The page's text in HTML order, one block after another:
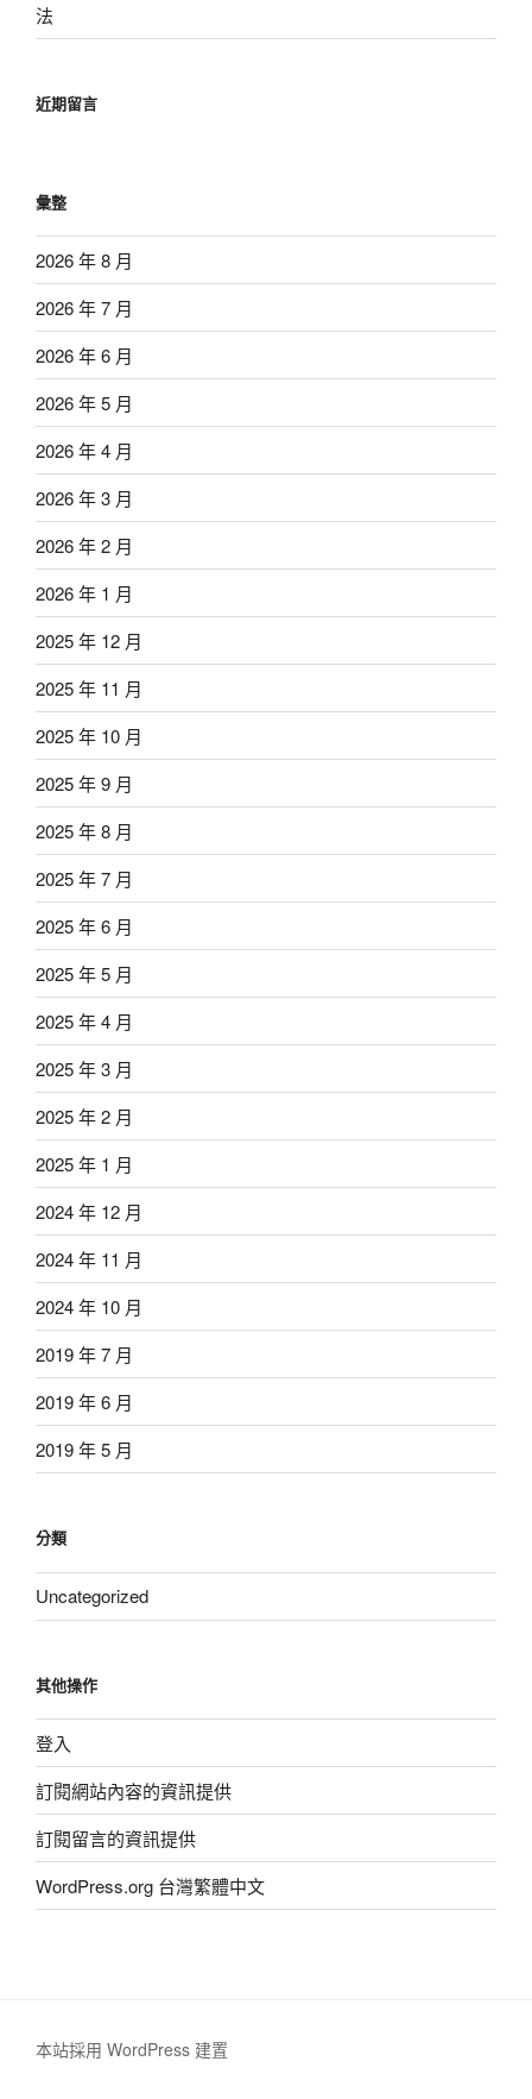
法
近期留言
彙整
2026 年 8 月
2026 年 7 月
2026 年 6 月
2026 年 5 月
2026 年 4 月
2026 年 3 月
2026 年 2 月
2026 年 1 月
2025 年 12 月
2025 年 11 月
2025 年 10 月
2025 年 9 月
2025 年 8 月
2025 年 7 月
2025 年 6 月
2025 年 5 月
2025 年 4 月
2025 年 3 月
2025 年 2 月
2025 年 1 月
2024 年 12 月
2024 年 11 月
2024 年 10 月
2019 年 7 月
2019 年 6 月
2019 年 5 月
分類
Uncategorized
其他操作
登入
訂閱網站內容的資訊提供
訂閱留言的資訊提供
WordPress.org 台灣繁體中文
本站採用 WordPress 建置